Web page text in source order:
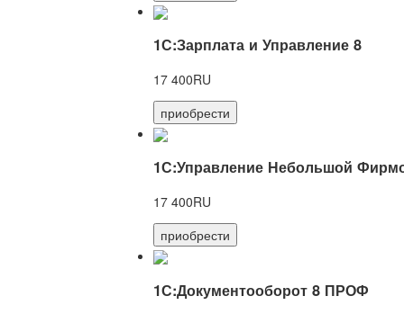
1С:Зарплата и Управление 8
17 400RU
приобрести
1С:Управление Небольшой
17 400RU
приобрести
1С:Документооборот 8 ПРОФ